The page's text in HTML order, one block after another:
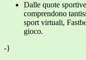
Dalle quote
comprendono
sport virtuali,
gioco.
-}